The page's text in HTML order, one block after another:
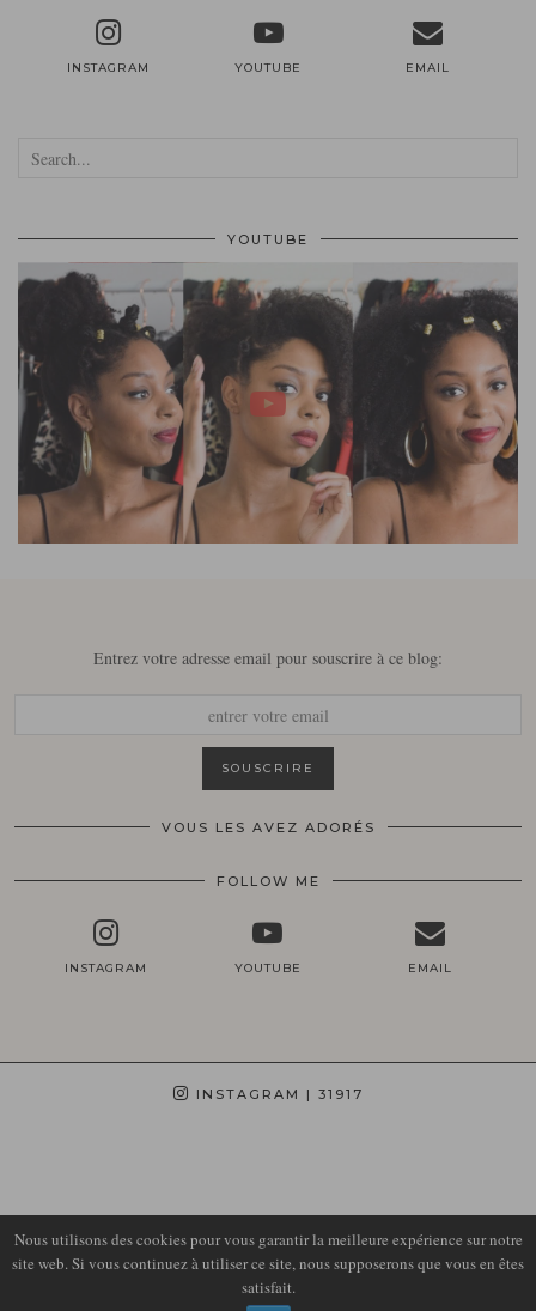
INSTAGRAM YOUTUBE EMAIL
YOUTUBE
Entrez votre adresse email pour souscrire à ce blog:
VOUS LES AVEZ ADORÉS
FOLLOW ME
INSTAGRAM YOUTUBE EMAIL
INSTAGRAM | 31917
LIRONS D'ELLE
Nous utilisons des cookies pour vous garantir la meilleure expérience sur notre
site web. Si vous continuez à utiliser ce site, nous supposerons que vous en êtes
satisfait.